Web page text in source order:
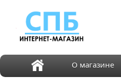
О магазине